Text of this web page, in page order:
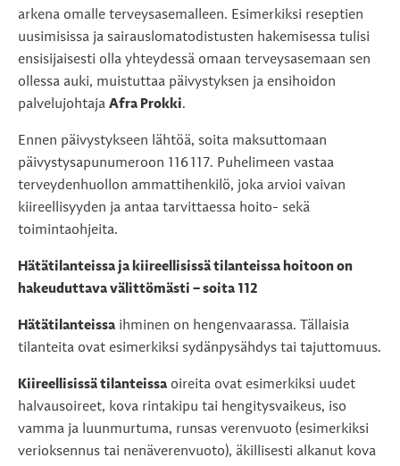
arkena omalle terveysasemalleen. Esimerkiksi reseptien
uusimisissa ja sairauslomatodistusten hakemisessa tulisi
ensisijaisesti olla yhteydessä omaan terveysasemaan sen
ollessa auki, muistuttaa päivystyksen ja ensihoidon
palvelujohtaja Afra Prokki.
Ennen päivystykseen lähtöä, soita maksuttomaan
päivystysapunumeroon 116 117. Puhelimeen vastaa
terveydenhuollon ammattihenkilö, joka arvioi vaivan
kiireellisyyden ja antaa tarvittaessa hoito- sekä
toimintaohjeita.
Hätätilanteissa ja kiireellisissä tilanteissa hoitoon on
hakeuduttava välittömästi – soita 112
Hätätilanteissa ihminen on hengenvaarassa. Tällaisia
tilanteita ovat esimerkiksi sydänpysähdys tai tajuttomuus.
Kiireellisissä tilanteissa oireita ovat esimerkiksi uudet
halvausoireet, kova rintakipu tai hengitysvaikeus, iso
vamma ja luunmurtuma, runsas verenvuoto (esimerkiksi
verioksennus tai nenäverenvuoto), äkillisesti alkanut kova